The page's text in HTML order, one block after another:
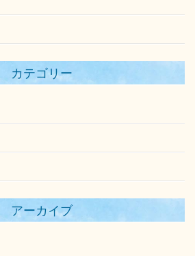
カテゴリー
アーカイブ